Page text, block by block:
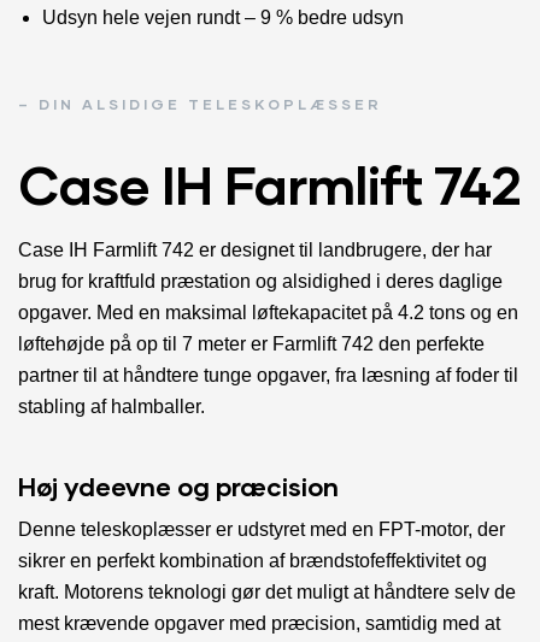
Udsyn hele vejen rundt – 9 % bedre udsyn
– DIN ALSIDIGE TELESKOPLÆSSER
Case IH Farmlift 742
Case IH Farmlift 742 er designet til landbrugere, der har
brug for kraftfuld præstation og alsidighed i deres daglige
opgaver. Med en maksimal løftekapacitet på 4.2 tons og en
løftehøjde på op til 7 meter er Farmlift 742 den perfekte
partner til at håndtere tunge opgaver, fra læsning af foder til
stabling af halmballer.
Høj ydeevne og præcision
Denne teleskoplæsser er udstyret med en FPT-motor, der
sikrer en perfekt kombination af brændstofeffektivitet og
kraft. Motorens teknologi gør det muligt at håndtere selv de
mest krævende opgaver med præcision, samtidig med at